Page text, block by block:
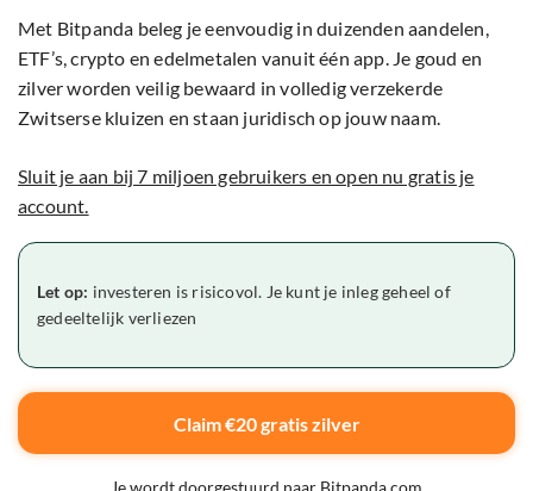
Met Bitpanda beleg je eenvoudig in duizenden aandelen,
ETF’s, crypto en edelmetalen vanuit één app. Je goud en
zilver worden veilig bewaard in volledig verzekerde
Zwitserse kluizen en staan juridisch op jouw naam.
Sluit je aan bij 7 miljoen gebruikers en open nu gratis je
account.
Let op: investeren is risicovol. Je kunt je inleg geheel of
gedeeltelijk verliezen
Claim €20 gratis zilver
Je wordt doorgestuurd naar Bitpanda.com